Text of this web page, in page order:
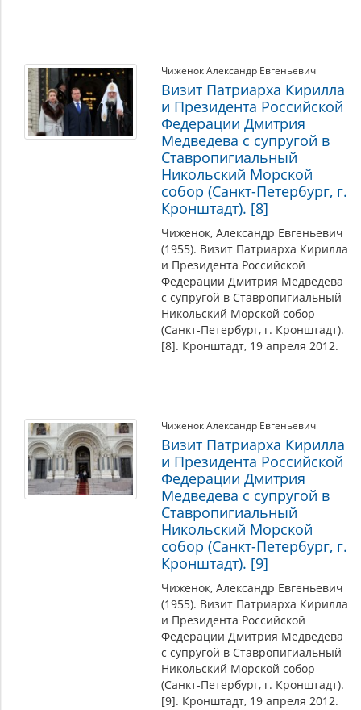
Чиженок Александр Евгеньевич
Визит Патриарха Кирилла
и Президента Российской
Федерации Дмитрия
Медведева с супругой в
Ставропигиальный
Никольский Морской
собор (Санкт-Петербург, г.
Кронштадт). [8]
Чиженок, Александр Евгеньевич
(1955). Визит Патриарха Кирилла
и Президента Российской
Федерации Дмитрия Медведева
с супругой в Ставропигиальный
Никольский Морской собор
(Санкт-Петербург, г. Кронштадт).
[8]. Кронштадт, 19 апреля 2012.
Чиженок Александр Евгеньевич
Визит Патриарха Кирилла
и Президента Российской
Федерации Дмитрия
Медведева с супругой в
Ставропигиальный
Никольский Морской
собор (Санкт-Петербург, г.
Кронштадт). [9]
Чиженок, Александр Евгеньевич
(1955). Визит Патриарха Кирилла
и Президента Российской
Федерации Дмитрия Медведева
с супругой в Ставропигиальный
Никольский Морской собор
(Санкт-Петербург, г. Кронштадт).
[9]. Кронштадт, 19 апреля 2012.